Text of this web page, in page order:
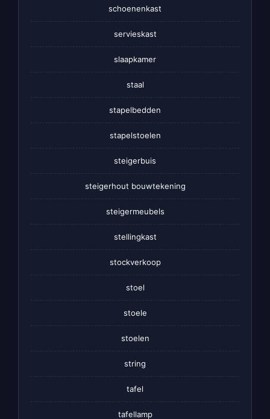
schoenenkast
servieskast
slaapkamer
staal
stapelbedden
stapelstoelen
steigerbuis
steigerhout bouwtekening
steigermeubels
stellingkast
stockverkoop
stoel
stoele
stoelen
string
tafel
tafellamp